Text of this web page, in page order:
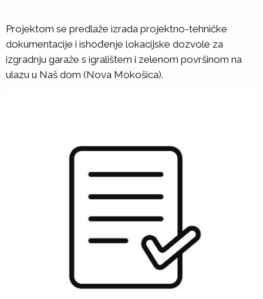
Projektom se predlaže izrada projektno-tehničke
dokumentacije i ishođenje lokacijske dozvole za
izgradnju garaže s igralištem i zelenom površinom na
ulazu u Naš dom (Nova Mokošica).